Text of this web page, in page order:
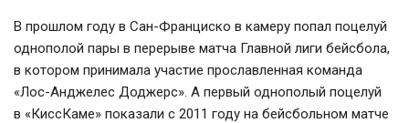
В прошлом году в Сан-Франциско в камеру попал поцелуй
однополой пары в перерыве матча Главной лиги бейсбола,
в котором принимала участие прославленная команда
«Лос-Анджелес Доджерс». А первый однополый поцелуй
в «КиссКаме» показали с 2011 году на бейсбольном матче